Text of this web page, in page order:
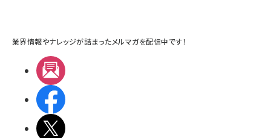
業界情報やナレッジが詰まったメルマガを配信中です！